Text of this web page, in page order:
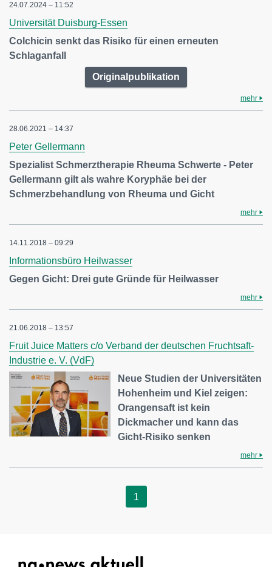
24.07.2024 – 11:52
Universität Duisburg-Essen
Colchicin senkt das Risiko für einen erneuten
Schlaganfall
Originalpublikation
mehr
28.06.2021 – 14:37
Peter Gellermann
Spezialist Schmerztherapie Rheuma Schwerte - Peter
Gellermann gilt als wahre Koryphäe bei der
Schmerzbehandlung von Rheuma und Gicht
mehr
14.11.2018 – 09:29
Informationsbüro Heilwasser
Gegen Gicht: Drei gute Gründe für Heilwasser
mehr
21.06.2018 – 13:57
Fruit Juice Matters c/o Verband der deutschen Fruchtsaft-
Industrie e. V. (VdF)
Neue Studien der Universitäten
Hohenheim und Kiel zeigen:
Orangensaft ist kein
Dickmacher und kann das
Gicht-Risiko senken
mehr
1